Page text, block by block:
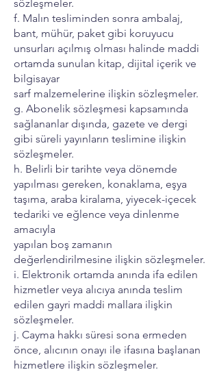
sözleşmeler.
f. Malın tesliminden sonra ambalaj,
bant, mühür, paket gibi koruyucu
unsurları açılmış olması halinde maddi
ortamda sunulan kitap, dijital içerik ve
bilgisayar
sarf malzemelerine ilişkin sözleşmeler.
g. Abonelik sözleşmesi kapsamında
sağlananlar dışında, gazete ve dergi
gibi süreli yayınların teslimine ilişkin
sözleşmeler.
h. Belirli bir tarihte veya dönemde
yapılması gereken, konaklama, eşya
taşıma, araba kiralama, yiyecek-içecek
tedariki ve eğlence veya dinlenme
amacıyla
yapılan boş zamanın
değerlendirilmesine ilişkin sözleşmeler.
i. Elektronik ortamda anında ifa edilen
hizmetler veya alıcıya anında teslim
edilen gayri maddi mallara ilişkin
sözleşmeler.
j. Cayma hakkı süresi sona ermeden
önce, alıcının onayı ile ifasına başlanan
hizmetlere ilişkin sözleşmeler.